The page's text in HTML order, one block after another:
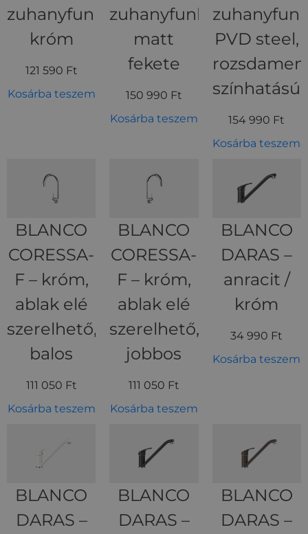
zuhanyfunkciós,
króm
121 590 Ft
Kosárba teszem
zuhanyfunkciós,
matt
fekete
150 990 Ft
Kosárba teszem
PVD steel,
színhatású
154 990 Ft
Kosárba teszem
BLANCO
CORESSA-
F – króm,
ablak elé
szerelhető,
balos
111 050 Ft
Kosárba teszem
BLANCO
CORESSA-
F – króm,
ablak elé
szerelhető,
jobbos
111 050 Ft
Kosárba teszem
BLANCO
DARAS –
anracit /
króm
34 990 Ft
Kosárba teszem
BLANCO
DARAS –
BLANCO
DARAS –
BLANCO
DARAS –